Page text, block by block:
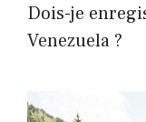
Dois-je
Venezuela ?